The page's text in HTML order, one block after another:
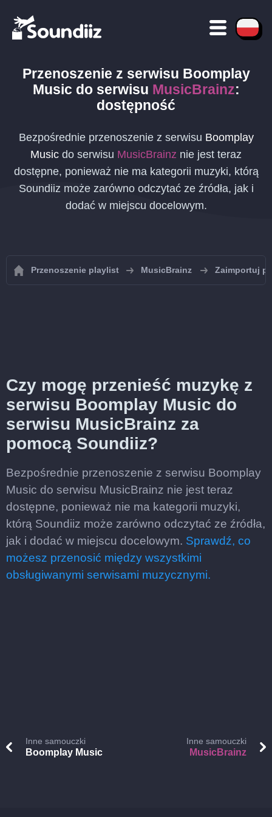
Przenoszenie z serwisu Boomplay
Music do serwisu MusicBrainz:
dostępność
Bezpośrednie przenoszenie z serwisu Boomplay
Music do serwisu MusicBrainz nie jest teraz
dostępne, ponieważ nie ma kategorii muzyki, którą
Soundiiz może zarówno odczytać ze źródła, jak i
dodać w miejscu docelowym.
Przenoszenie playlist MusicBrainz Zaimportuj
Czy mogę przenieść muzykę z
serwisu Boomplay Music do
serwisu MusicBrainz za
pomocą Soundiiz?
Bezpośrednie przenoszenie z serwisu Boomplay
Music do serwisu MusicBrainz nie jest teraz
dostępne, ponieważ nie ma kategorii muzyki,
którą Soundiiz może zarówno odczytać ze źródła,
jak i dodać w miejscu docelowym. Sprawdź, co
możesz przenosić między wszystkimi
obsługiwanymi serwisami muzycznymi.
Inne samouczki
Boomplay Music
Inne samouczki
MusicBrainz